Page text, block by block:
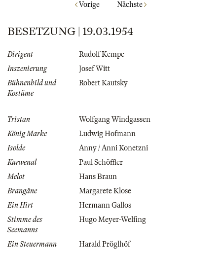
Vorige Nächste
BESETZUNG | 19.03.1954
Dirigent
Rudolf Kempe
Inszenierung
Josef Witt
Bühnenbild und
Kostüme
Robert Kautsky
Tristan
Wolfgang Windgassen
König Marke
Ludwig Hofmann
Isolde
Anny / Anni Konetzni
Kurwenal
Paul Schöffler
Melot
Hans Braun
Brangäne
Margarete Klose
Ein Hirt
Hermann Gallos
Stimme des
Seemanns
Hugo Meyer-Welfing
Ein Steuermann Harald Pröglhöf